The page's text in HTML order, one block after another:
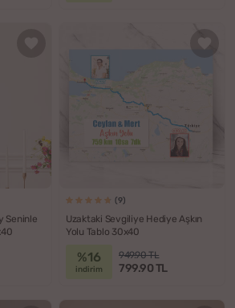
Seninle
(9)
Uzaktaki Sevgiliye Hediye Aşkın
Yolu Tablo 30x40
%16
indirim
949.90 TL
799.90 TL